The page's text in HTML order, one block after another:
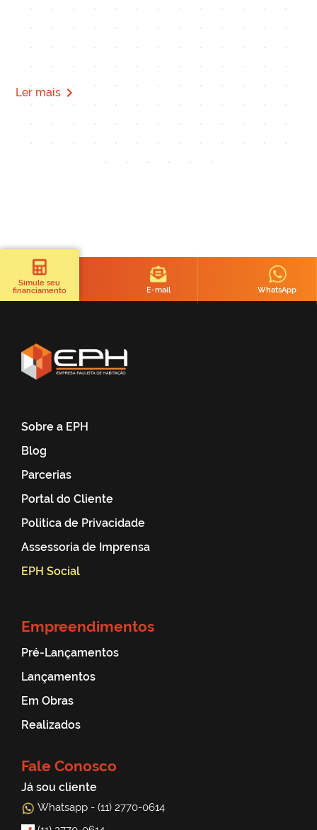
Ler mais navigate_next
Simule seu
financiamento
E-mail WhatsApp
Sobre a EPH
Blog
Parcerias
Portal do Cliente
Politica de Privacidade
Assessoria de Imprensa
EPH Social
Empreendimentos
Pré-Lançamentos
Lançamentos
Em Obras
Realizados
Fale Conosco
Já sou cliente
Whatsapp - (11) 2770-0614